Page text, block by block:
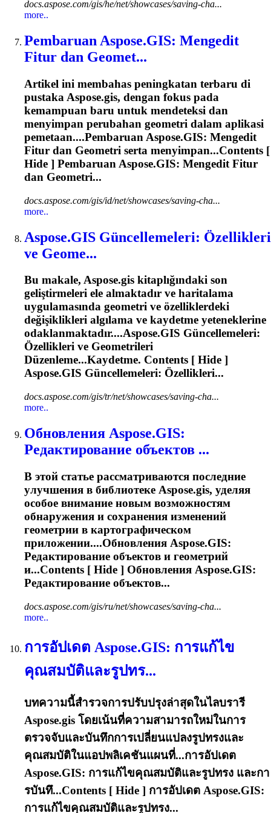
docs.aspose.com/gis/he/net/showcases/saving-cha...
more..
Pembaruan Aspose.GIS: Mengedit
Fitur dan Geomet...
Artikel ini membahas peningkatan terbaru di
pustaka Aspose.gis, dengan fokus pada
kemampuan baru untuk mendeteksi dan
menyimpan perubahan geometri dalam aplikasi
pemetaan....Pembaruan Aspose.GIS: Mengedit
Fitur dan Geometri serta menyimpan...Contents [
Hide ] Pembaruan Aspose.GIS: Mengedit Fitur
dan Geometri...
docs.aspose.com/gis/id/net/showcases/saving-cha...
more..
Aspose.GIS Güncellemeleri: Özellikleri
ve Geome...
Bu makale, Aspose.gis kitaplığındaki son
geliştirmeleri ele almaktadır ve haritalama
uygulamasında geometri ve özelliklerdeki
değişiklikleri algılama ve kaydetme yeteneklerine
odaklanmaktadır....Aspose.GIS Güncellemeleri:
Özellikleri ve Geometrileri
Düzenleme...Kaydetme. Contents [ Hide ]
Aspose.GIS Güncellemeleri: Özellikleri...
docs.aspose.com/gis/tr/net/showcases/saving-cha...
more..
Обновления Aspose.GIS:
Редактирование объектов ...
В этой статье рассматриваются последние
улучшения в библиотеке Aspose.gis, уделяя
особое внимание новым возможностям
обнаружения и сохранения изменений
геометрии в картографическом
приложении....Обновления Aspose.GIS:
Редактирование объектов и геометрий
и...Contents [ Hide ] Обновления Aspose.GIS:
Редактирование объектов...
docs.aspose.com/gis/ru/net/showcases/saving-cha...
more..
การอัปเดต Aspose.GIS: การแก้ไข
คุณสมบัติและรูปทร...
บทความนี้สำรวจการปรับปรุงล่าสุดในไลบรารี
Aspose.gis โดยเน้นที่ความสามารถใหม่ในการ
ตรวจจับและบันทึกการเปลี่ยนแปลงรูปทรงและ
คุณสมบัติในแอปพลิเคชันแผนที่...การอัปเดต
Aspose.GIS: การแก้ไขคุณสมบัติและรูปทรง และกา
รบันทึ...Contents [ Hide ] การอัปเดต Aspose.GIS:
การแก้ไขคุณสมบัติและรูปทรง...